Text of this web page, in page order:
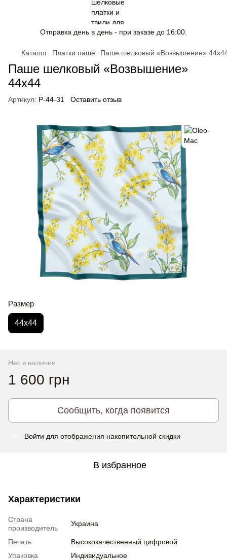
Отправка день в день - при заказе до 16:00.
Каталог Платки паше Паше шелковый «Возвышение»
Паше шелковый «Возвышение»
44x44
Артикул: P-44-31 Оставить отзыв
Размер
44x44
Нет в наличии
1 600 грн
Сообщить, когда появится
Войти для отображения накопительной скидки
В избранное
Характеристики
Страна
производитель
Украина
Печать
Высококачественный цифровой
Упаковка
Индивидуальное